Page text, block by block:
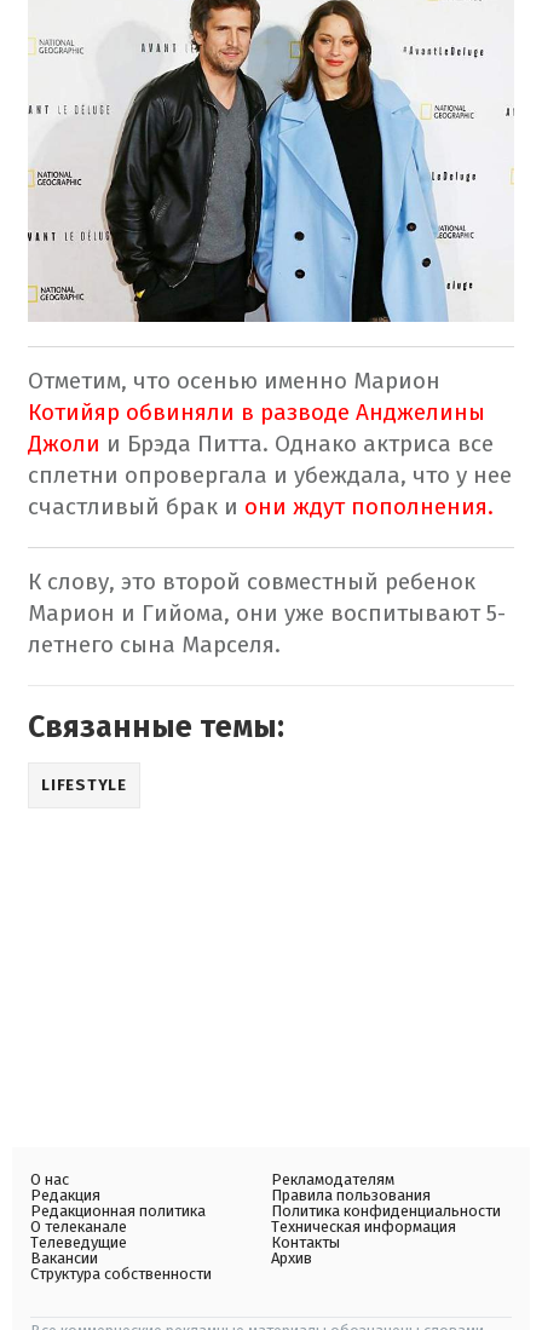
Отметим, что осенью именно Марион
Котийяр обвиняли в разводе Анджелины
Джоли и Брэда Питта. Однако актриса все
сплетни опровергала и убеждала, что у нее
счастливый брак и они ждут пополнения.
К слову, это второй совместный ребенок
Марион и Гийома, они уже воспитывают 5-
летнего сына Марселя.
Связанные темы:
LIFESTYLE
О нас
Редакция
Редакционная политика
О телеканале
Телеведущие
Вакансии
Структура собственности
Рекламодателям
Правила пользования
Политика конфиденциальности
Техническая информация
Контакты
Архив